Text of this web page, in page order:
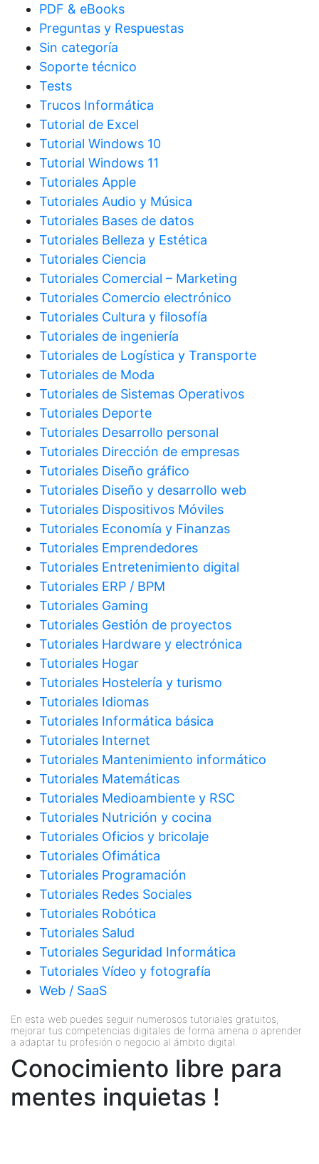
PDF & eBooks
Preguntas y Respuestas
Sin categoría
Soporte técnico
Tests
Trucos Informática
Tutorial de Excel
Tutorial Windows 10
Tutorial Windows 11
Tutoriales Apple
Tutoriales Audio y Música
Tutoriales Bases de datos
Tutoriales Belleza y Estética
Tutoriales Ciencia
Tutoriales Comercial – Marketing
Tutoriales Comercio electrónico
Tutoriales Cultura y filosofía
Tutoriales de ingeniería
Tutoriales de Logística y Transporte
Tutoriales de Moda
Tutoriales de Sistemas Operativos
Tutoriales Deporte
Tutoriales Desarrollo personal
Tutoriales Dirección de empresas
Tutoriales Diseño gráfico
Tutoriales Diseño y desarrollo web
Tutoriales Dispositivos Móviles
Tutoriales Economía y Finanzas
Tutoriales Emprendedores
Tutoriales Entretenimiento digital
Tutoriales ERP / BPM
Tutoriales Gaming
Tutoriales Gestión de proyectos
Tutoriales Hardware y electrónica
Tutoriales Hogar
Tutoriales Hostelería y turismo
Tutoriales Idiomas
Tutoriales Informática básica
Tutoriales Internet
Tutoriales Mantenimiento informático
Tutoriales Matemáticas
Tutoriales Medioambiente y RSC
Tutoriales Nutrición y cocina
Tutoriales Oficios y bricolaje
Tutoriales Ofimática
Tutoriales Programación
Tutoriales Redes Sociales
Tutoriales Robótica
Tutoriales Salud
Tutoriales Seguridad Informática
Tutoriales Vídeo y fotografía
Web / SaaS
En esta web puedes seguir numerosos tutoriales gratuitos,
mejorar tus competencias digitales de forma amena o aprender
a adaptar tu profesión o negocio al ámbito digital.
Conocimiento libre para
mentes inquietas !